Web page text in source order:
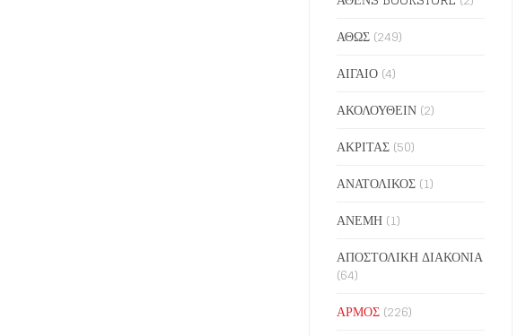
ΑΘΩΣ (249)
ΑΙΓΑΙΟ (4)
ΑΚΟΛΟΥΘΕΙΝ (2)
ΑΚΡΙΤΑΣ (50)
ΑΝΑΤΟΛΙΚΟΣ (1)
ΑΝΕΜΗ (1)
ΑΠΟΣΤΟΛΙΚΗ ΔΙΑΚΟΝΙΑ
(64)
ΑΡΜΟΣ (226)